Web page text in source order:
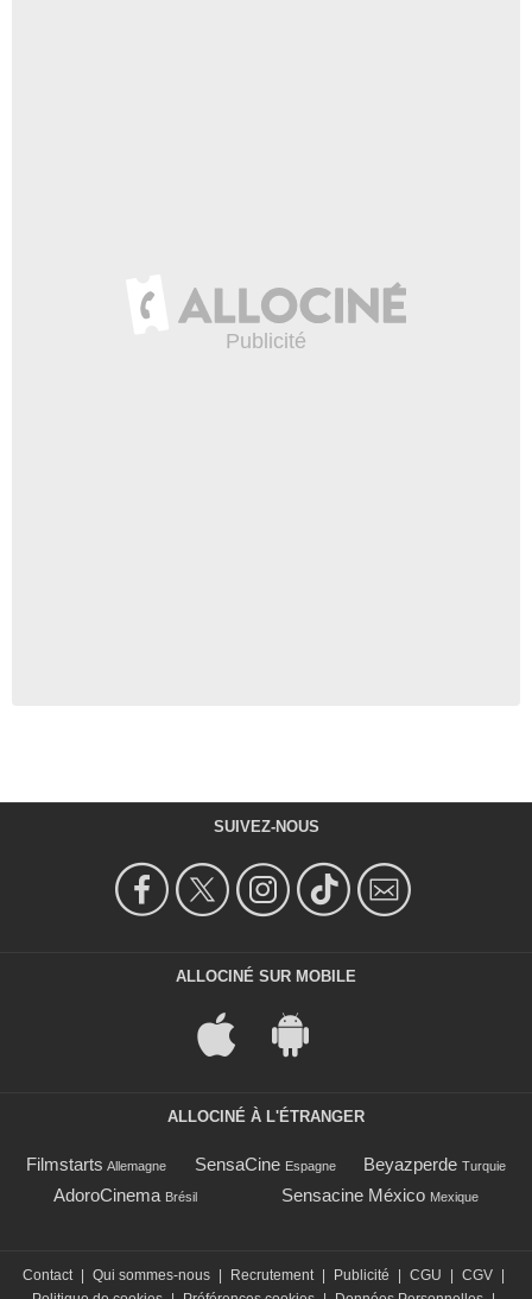
SUIVEZ-NOUS
ALLOCINÉ SUR MOBILE
ALLOCINÉ À L'ÉTRANGER
Filmstarts Allemagne SensaCine Espagne Beyazperde Turquie
AdoroCinema Brésil Sensacine México Mexique
Contact | Qui sommes-nous | Recrutement | Publicité | CGU | CGV |